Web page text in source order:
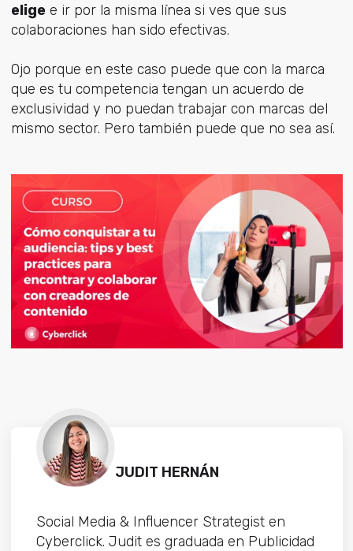
eligee ir por la misma línea si ves que sus
colaboraciones han sido efectivas.
Ojo porque en este caso puede que con la marca
que es tu competencia tengan un acuerdo de
exclusividad y no puedan trabajar con marcas del
mismo sector. Pero también puede que no sea así.
JUDIT HERNÁN
Social Media & Influencer Strategist en
Cyberclick. Judit es graduada en Publicidad